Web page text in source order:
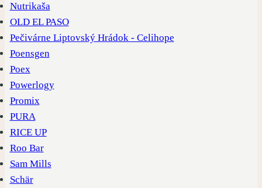
Nutrikaša
OLD EL PASO
Pečivárne Liptovský Hrádok - Celihope
Poensgen
Poex
Powerlogy
Promix
PURA
RICE UP
Roo Bar
Sam Mills
Schär